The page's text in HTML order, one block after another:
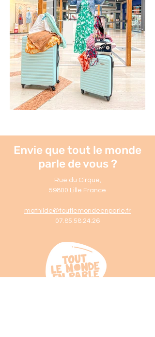
Envie que tout le monde
parle de vous ?
Rue du Cirque,
59800 Lille France
mathilde@toutlemondeenparle.fr
07.85.58.24.26